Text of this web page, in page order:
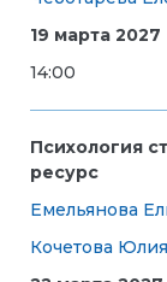
19 марта 2027
14:00
Психология
ресурс
Емельянова
Кочетова